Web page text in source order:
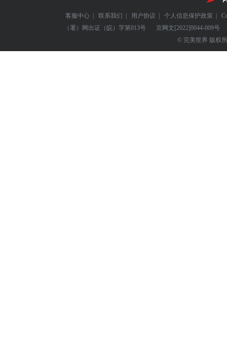
客服中心 | 联系我们 | 用户协议 | 个人信息保护政策 |
（署）网出证（皖）字第013号
京网文[2022]0044-009号
© 完美世界 版权所